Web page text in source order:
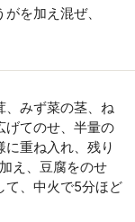
を加え混ぜ、
、みず菜の茎、ね
げてのせ、半量の
重ね入れ、残り
え、豆腐をのせ
て、中火で5分ほど